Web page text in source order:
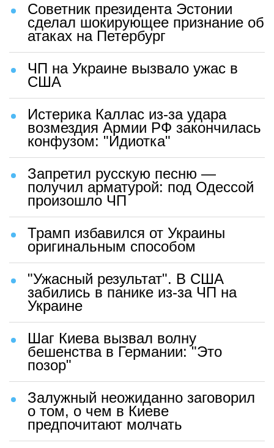
Советник президента Эстонии
сделал шокирующее признание об
атаках на Петербург
ЧП на Украине вызвало ужас в
США
Истерика Каллас из-за удара
возмездия Армии РФ закончилась
конфузом: "Идиотка"
Запретил русскую песню —
получил арматурой: под Одессой
произошло ЧП
Трамп избавился от Украины
оригинальным способом
"Ужасный результат". В США
забились в панике из-за ЧП на
Украине
Шаг Киева вызвал волну
бешенства в Германии: "Это
позор"
Залужный неожиданно заговорил
о том, о чем в Киеве
предпочитают молчать